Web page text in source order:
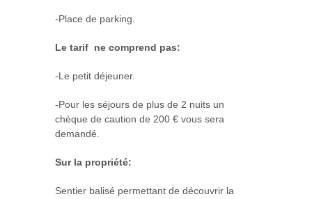
-Place de parking.
Le tarif ne comprend pas:
-Le petit déjeuner.
-Pour les séjours de plus de 2 nuits un
chèque de caution de 200 € vous sera
demandé.
Sur la propriété:
Sentier balisé permettant de découvrir la